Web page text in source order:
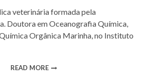
veterinária formada pela
Doutora em Oceanografia Química,
Orgânica Marinha, no Instituto
READ MORE